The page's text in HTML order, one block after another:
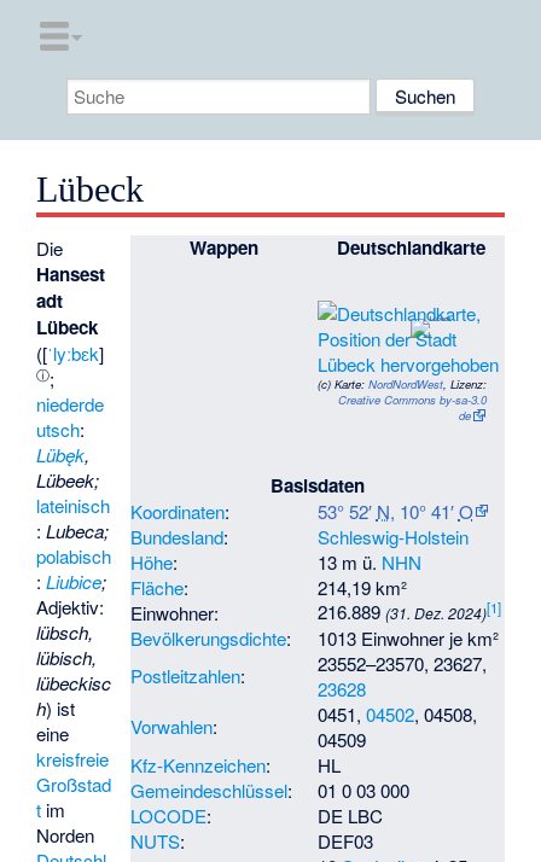
Lübeck
Wappen Deutschlandkarte
(c) Karte: NordNordWest, Lizenz:
Creative Commons by-sa-3.0
de
Basisdaten
Koordinaten: 53° 52′ N, 10° 41′O
Bundesland:
Schleswig-Holstein
Höhe: 13 m ü. NHN
Fläche:
214,19 km²
Einwohner:
216.889 (31. Dez. 2024)[1]
Bevölkerungsdichte:
1013 Einwohner je km²
Postleitzahlen:
23552–23570, 23627,
23628
Vorwahlen: 0451, 04502, 04508,
04509
Kfz-Kennzeichen:
HL
Gemeindeschlüssel:
01 0 03 000
LOCODE:
DE LBC
NUTS:
DEF03
Die
Hansest
adt
Lübeck
([ˈlyːbɛk]
ⓘ;
niederde
utsch:
Lübęk,
Lübeek;
lateinisch
:Lubeca;
polabisch
:Liubice;
Adjektiv:
lübsch,
lübisch,
lübeckisc
h) ist
eine
kreisfreie
Großstad
t im
Norden